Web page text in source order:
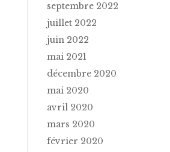
septembre 2022
juillet 2022
juin 2022
mai 2021
décembre 2020
mai 2020
avril 2020
mars 2020
février 2020